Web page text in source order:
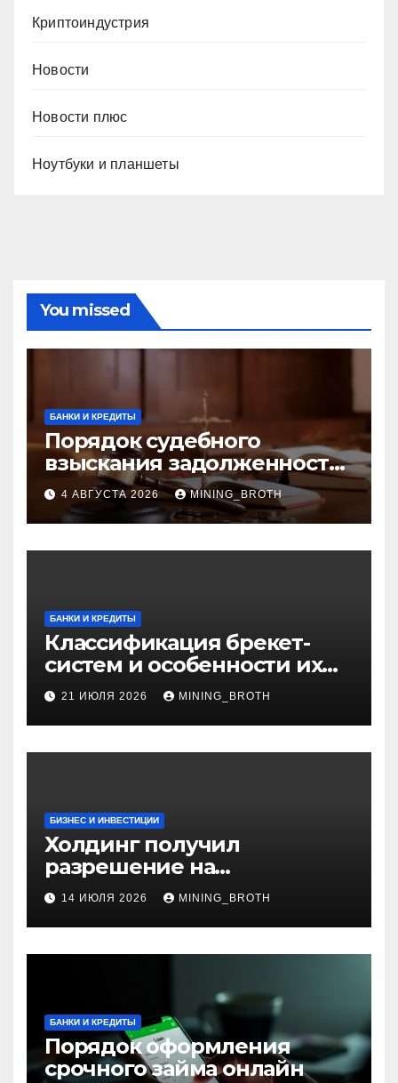
Криптоиндустрия
Новости
Новости плюс
Ноутбуки и планшеты
You missed
БАНКИ И КРЕДИТЫ
Порядок судебного
взыскания задолженности:
ключевые стадии и
нюансы
4 АВГУСТА 2026 MINING_BROTH
БАНКИ И КРЕДИТЫ
Классификация брекет-
систем и особенности их
установки
21 ИЮЛЯ 2026 MINING_BROTH
БИЗНЕС И ИНВЕСТИЦИИ
Холдинг получил
разрешение на
приобретение банка в
Турции
14 ИЮЛЯ 2026 MINING_BROTH
БАНКИ И КРЕДИТЫ
Порядок оформления
срочного займа онлайн